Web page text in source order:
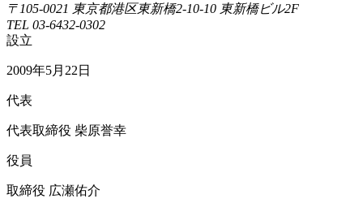
〒105-0021 東京都港区東新橋2-10-10 東新橋ビル2F
TEL 03-6432-0302
設立
2009年5月22日
代表
代表取締役 柴原誉幸
役員
取締役 広瀬佑介